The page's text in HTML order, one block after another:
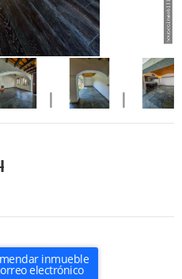
inmueble
electrónico